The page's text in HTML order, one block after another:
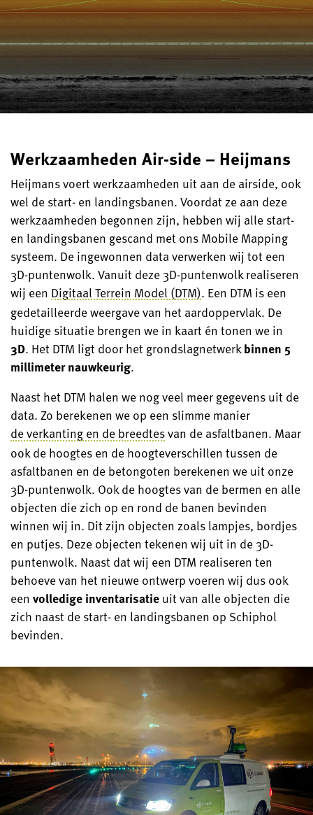
Werkzaamheden Air-side – Heijmans
Heijmans voert werkzaamheden uit aan de airside, ook
wel de start- en landingsbanen. Voordat ze aan deze
werkzaamheden begonnen zijn, hebben wij alle start-
en landingsbanen gescand met ons Mobile Mapping
systeem. De ingewonnen data verwerken wij tot een
3D-puntenwolk. Vanuit deze 3D-puntenwolk realiseren
wij een Digitaal Terrein Model (DTM). Een DTM is een
gedetailleerde weergave van het aardoppervlak. De
huidige situatie brengen we in kaart én tonen we in
3D. Het DTM ligt door het grondslagnetwerkbinnen 5
millimeter nauwkeurig.
Naast het DTM halen we nog veel meer gegevens uit de
data. Zo berekenen we op een slimme manier
de verkanting en de breedtesvan de asfaltbanen. Maar
ook de hoogtes en de hoogteverschillen tussen de
asfaltbanen en de betongoten berekenen we uit onze
3D-puntenwolk. Ook de hoogtes van de bermen en alle
objecten die zich op en rond de banen bevinden
winnen wij in. Dit zijn objecten zoals lampjes, bordjes
en putjes. Deze objecten tekenen wij uit in de 3D-
puntenwolk. Naast dat wij een DTM realiseren ten
behoeve van het nieuwe ontwerp voeren wij dus ook
eenvolledige inventarisatieuit van alle objecten die
zich naast de start- en landingsbanen op Schiphol
bevinden.